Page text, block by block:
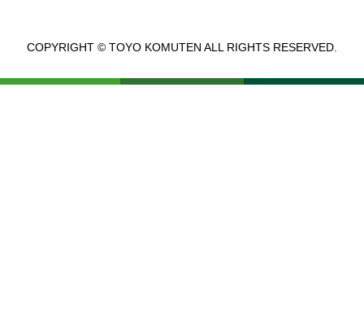
COPYRIGHT © TOYO KOMUTEN ALL RIGHTS RESERVED.